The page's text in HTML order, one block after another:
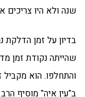
שנה ולא היו צריכים
בדיון על זמן
שהייתה נקודת זמן
והתחלפו. הוא
ב"עין איה" מוסיף